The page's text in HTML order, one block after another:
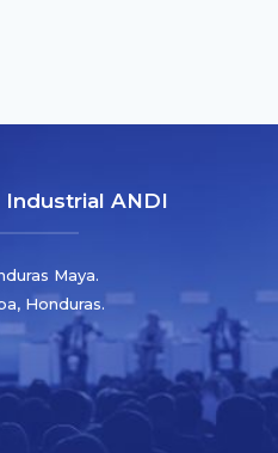
Industrial ANDI
Maya.
Honduras.